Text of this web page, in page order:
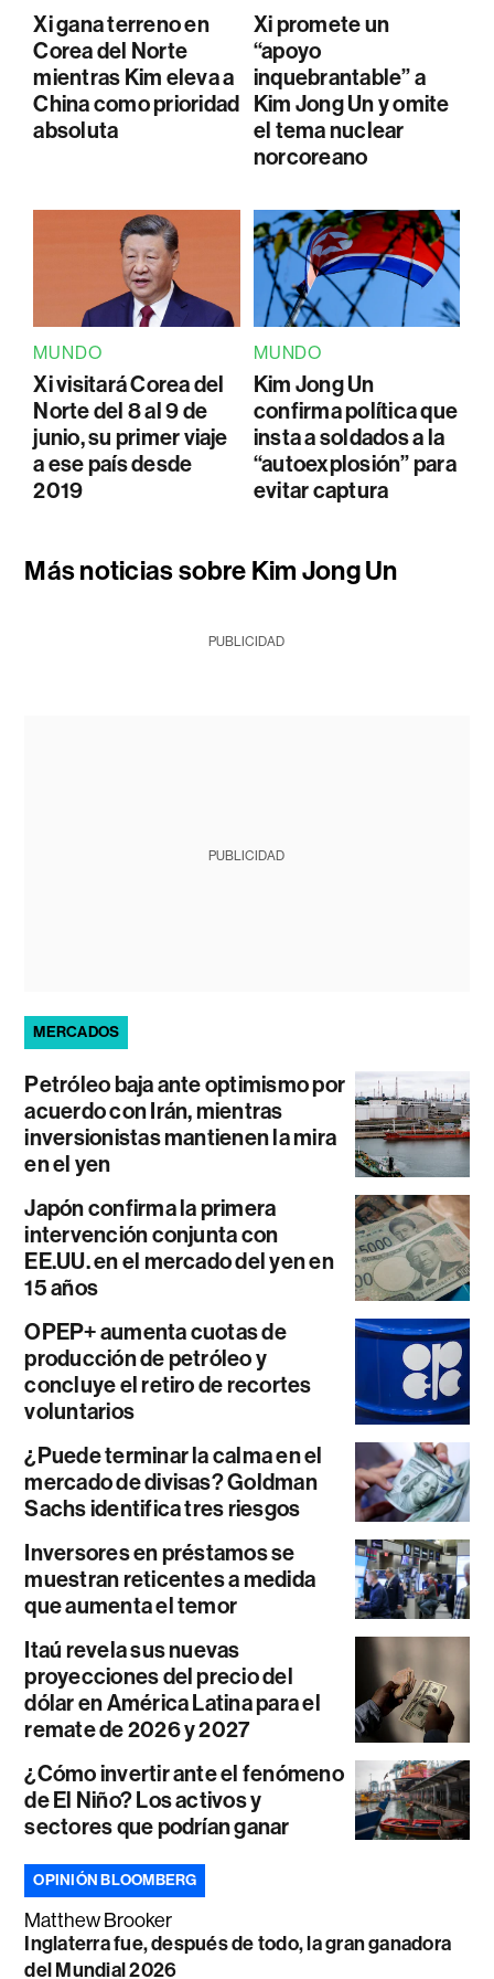
Xi gana terreno en
Corea del Norte
mientras Kim eleva a
China como prioridad
absoluta
Xi promete un
“apoyo
inquebrantable” a
Kim Jong Un y omite
el tema nuclear
norcoreano
MUNDO
Xi visitará Corea del
Norte del 8 al 9 de
junio, su primer viaje
a ese país desde
2019
MUNDO
Kim Jong Un
confirma política que
insta a soldados a la
“autoexplosión” para
evitar captura
Más noticias sobre Kim Jong Un
PUBLICIDAD
PUBLICIDAD
MERCADOS
Petróleo baja ante optimismo por
acuerdo con Irán, mientras
inversionistas mantienen la mira
en el yen
Japón confirma la primera
intervención conjunta con
EE.UU. en el mercado del yen en
15 años
OPEP+ aumenta cuotas de
producción de petróleo y
concluye el retiro de recortes
voluntarios
¿Puede terminar la calma en el
mercado de divisas? Goldman
Sachs identifica tres riesgos
Inversores en préstamos se
muestran reticentes a medida
que aumenta el temor
Itaú revela sus nuevas
proyecciones del precio del
dólar en América Latina para el
remate de 2026 y 2027
¿Cómo invertir ante el fenómeno
de El Niño? Los activos y
sectores que podrían ganar
OPINIÓN BLOOMBERG
Matthew Brooker
Inglaterra fue, después de todo, la gran ganadora
del Mundial 2026